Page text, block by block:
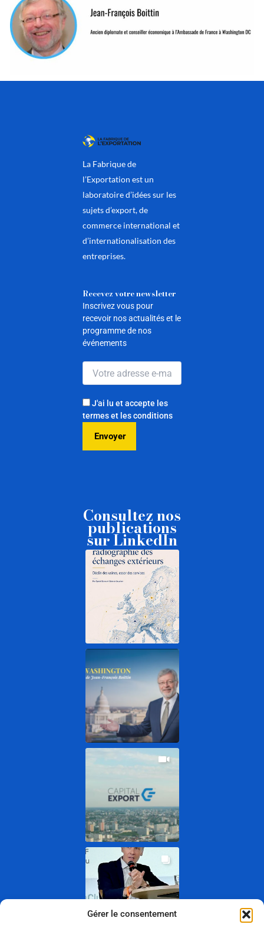
Gérer le consentement
La Fabrique de
l’Exportation est un
laboratoire d’idées sur les
sujets d’export, de
commerce international et
d’internationalisation des
entreprises.
Recevez votre newsletter
Inscrivez vous pour
recevoir nos actualités et le
programme de nos
événements
J'ai lu et accepte les
termes et les conditions
Consultez nos
publications
sur LinkedIn